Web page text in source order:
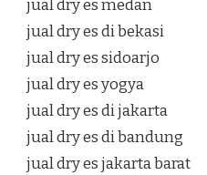
jual dry es medan
jual dry es di bekasi
jual dry es sidoarjo
jual dry es yogya
jual dry es di jakarta
jual dry es di bandung
jual dry es jakarta barat